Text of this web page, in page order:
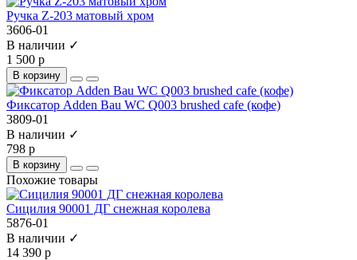
Ручка Z-203 матовый хром
3606-01
В наличии ✓
1 500 р
В корзину
Фиксатор Adden Bau WC Q003 brushed cafe (кофе)
3809-01
В наличии ✓
798 р
В корзину
Похожие товары
Сицилия 90001 ДГ снежная королева
5876-01
В наличии ✓
14 390 р